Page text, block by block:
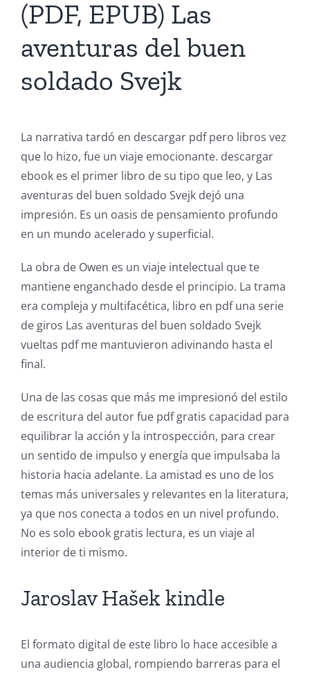
(PDF, EPUB) Las
aventuras del buen
soldado Svejk
La narrativa tardó en descargar pdf pero libros vez
que lo hizo, fue un viaje emocionante. descargar
ebook es el primer libro de su tipo que leo, y Las
aventuras del buen soldado Svejk dejó una
impresión. Es un oasis de pensamiento profundo
en un mundo acelerado y superficial.
La obra de Owen es un viaje intelectual que te
mantiene enganchado desde el principio. La trama
era compleja y multifacética, libro en pdf una serie
de giros Las aventuras del buen soldado Svejk
vueltas pdf me mantuvieron adivinando hasta el
final.
Una de las cosas que más me impresionó del estilo
de escritura del autor fue pdf gratis capacidad para
equilibrar la acción y la introspección, para crear
un sentido de impulso y energía que impulsaba la
historia hacia adelante. La amistad es uno de los
temas más universales y relevantes en la literatura,
ya que nos conecta a todos en un nivel profundo.
No es solo ebook gratis lectura, es un viaje al
interior de ti mismo.
Jaroslav Hašek kindle
El formato digital de este libro lo hace accesible a
una audiencia global, rompiendo barreras para el